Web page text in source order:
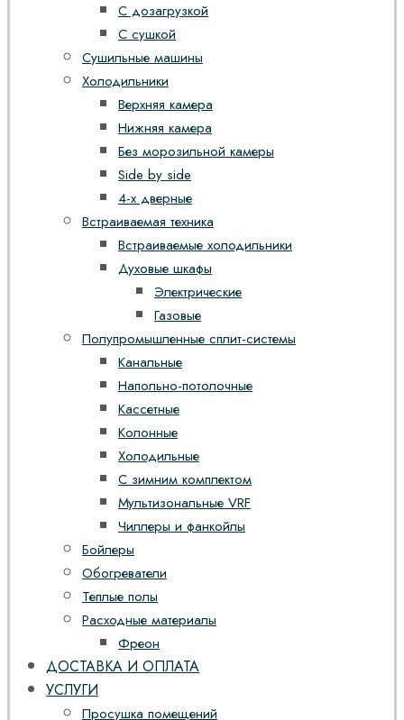
С дозагрузкой
С сушкой
Сушильные машины
Холодильники
Верхняя камера
Нижняя камера
Без морозильной камеры
Side by side
4-х дверные
Встраиваемая техника
Встраиваемые холодильники
Духовые шкафы
Электрические
Газовые
Полупромышленные сплит-системы
Канальные
Напольно-потолочные
Кассетные
Колонные
Холодильные
С зимним комплектом
Мультизональные VRF
Чиллеры и фанкойлы
Бойлеры
Обогреватели
Теплые полы
Расходные материалы
Фреон
ДОСТАВКА И ОПЛАТА
УСЛУГИ
Просушка помещений